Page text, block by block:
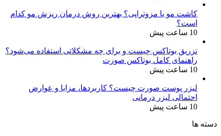
کاشت مو یا مزوتراپی؟ بهترین روش درمان ریزش مو کدام
است؟
10 ساعت پیش
تزریق بوتاکس چیست و برای چه مشکلاتی استفاده می‌شود؟
راهنمای کامل بوتاکس صورت
10 ساعت پیش
لیزر پوست صورت چیست؟ کاربردها، مزایا و عوارض
احتمالی لیزر درمانی
10 ساعت پیش
دسته ها